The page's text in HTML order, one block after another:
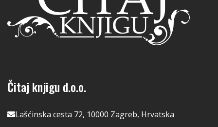
Čitaj knjigu d.o.o.
Lašćinska cesta 72, 10000 Zagreb, Hrvatska